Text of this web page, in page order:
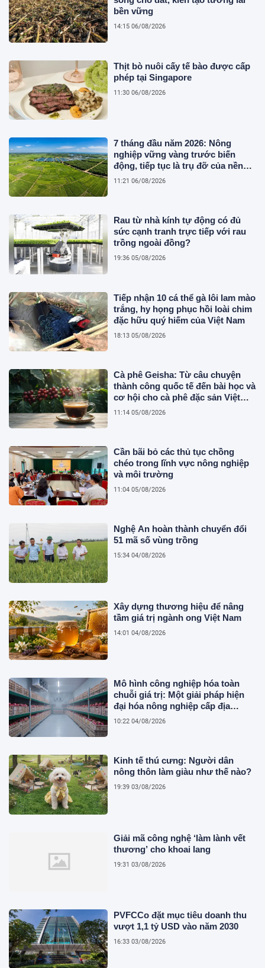
bền vững
14:15 06/08/2026
Thịt bò nuôi cấy tế bào được cấp
phép tại Singapore
11:30 06/08/2026
7 tháng đầu năm 2026: Nông
nghiệp vững vàng trước biến
động, tiếp tục là trụ đỡ của nền
kinh tế
11:21 06/08/2026
Rau từ nhà kính tự động có đủ
sức cạnh tranh trực tiếp với rau
trồng ngoài đồng?
19:36 05/08/2026
Tiếp nhận 10 cá thể gà lôi lam mào
trắng, hy họng phục hồi loài chim
đặc hữu quý hiếm của Việt Nam
18:13 05/08/2026
Cà phê Geisha: Từ câu chuyện
thành công quốc tế đến bài học và
cơ hội cho cà phê đặc sản Việt
Nam
11:14 05/08/2026
Cần bãi bỏ các thủ tục chồng
chéo trong lĩnh vực nông nghiệp
và môi trường
11:04 05/08/2026
Nghệ An hoàn thành chuyển đổi
51 mã số vùng trồng
15:34 04/08/2026
Xây dựng thương hiệu để nâng
tầm giá trị ngành ong Việt Nam
14:01 04/08/2026
Mô hình công nghiệp hóa toàn
chuỗi giá trị: Một giải pháp hiện
đại hóa nông nghiệp cấp địa
phương tại Việt Nam
10:22 04/08/2026
Kinh tế thú cưng: Người dân
nông thôn làm giàu như thế nào?
19:39 03/08/2026
Giải mã công nghệ ‘làm lành vết
thương’ cho khoai lang
19:31 03/08/2026
PVFCCo đặt mục tiêu doanh thu
vượt 1,1 tỷ USD vào năm 2030
16:33 03/08/2026